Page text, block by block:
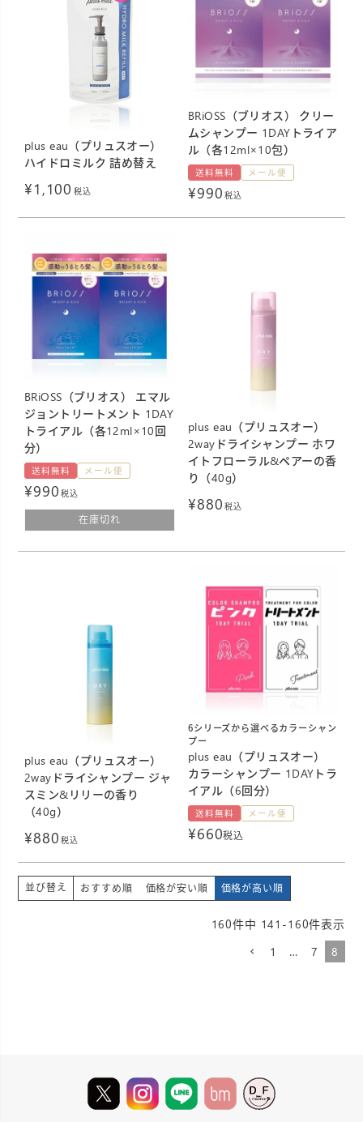
plus eau（プリュスオー）
ハイドロミルク 詰め替え
¥1,100 税込
BRiOSS（ブリオス） クリー
ムシャンプー 1DAYトライア
ル（各12ml×10包）
送料無料 メール便
¥990 税込
BRiOSS（ブリオス） エマル
ジョントリートメント 1DAY
トライアル（各12ml×10回
分）
送料無料 メール便
¥990 税込
在庫切れ
plus eau（プリュスオー）
2wayドライシャンプー ホワ
イトフローラル&ペアーの香
り（40g）
¥880 税込
plus eau（プリュスオー）
2wayドライシャンプー ジャ
スミン&リリーの香り
（40g）
¥880 税込
6シリーズから選べるカラーシャン
プー
plus eau（プリュスオー）
カラーシャンプー 1DAYトラ
イアル（6回分）
送料無料 メール便
¥660税込
並び替え おすすめ順 価格が安い順 価格が高い順
160件中 141 -160件表示
1
… 7 8